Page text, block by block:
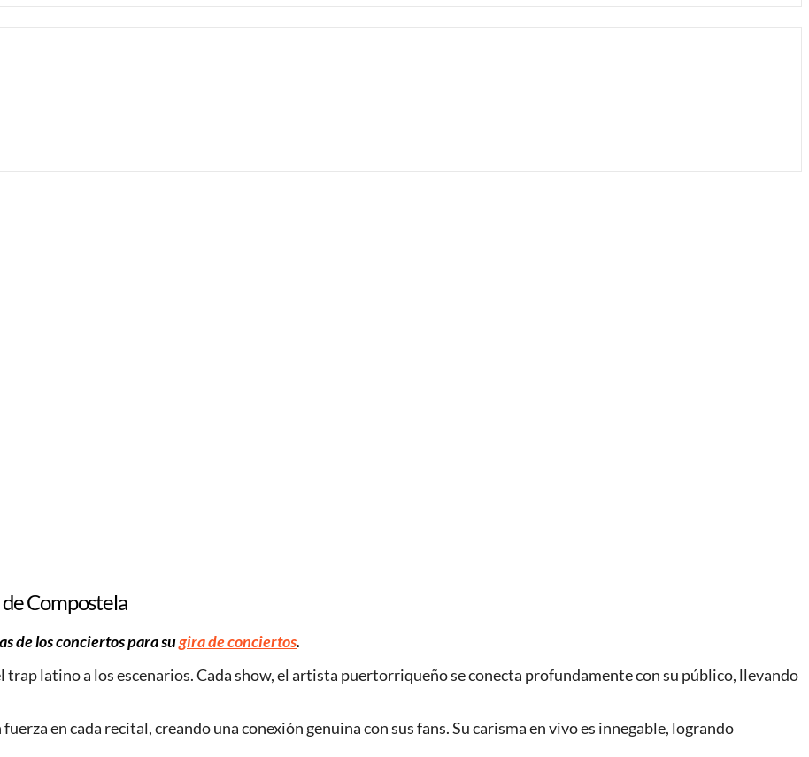
Compostela
de los conciertos para sugira de conciertos.
trap latino a los escenarios. Cada show, el artista puertorriqueño se conecta profundamente con su público, llevando
en cada recital, creando una conexión genuina con sus fans. Su carisma en vivo es innegable, logrando